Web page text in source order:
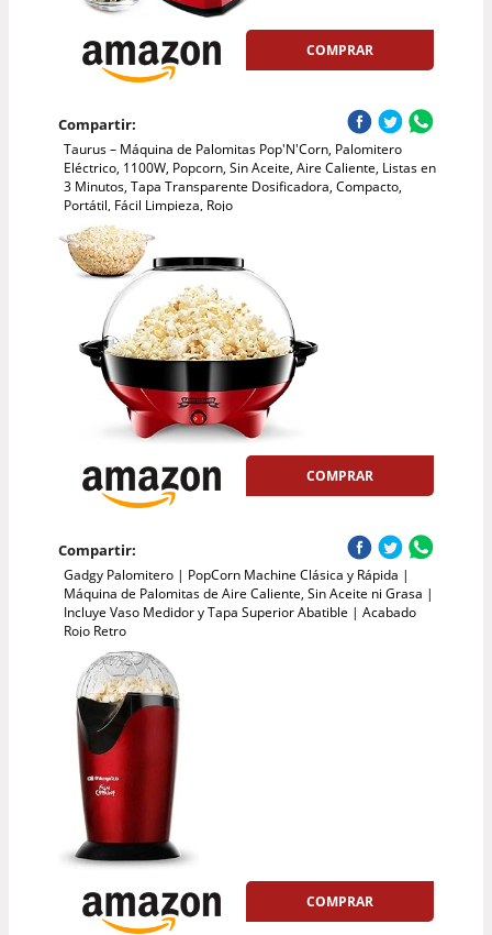
COMPRAR
Compartir:
Taurus – Máquina de Palomitas Pop'N'Corn, Palomitero
Eléctrico, 1100W, Popcorn, Sin Aceite, Aire Caliente, Listas en
3 Minutos, Tapa Transparente Dosificadora, Compacto,
Portátil, Fácil Limpieza, Rojo
COMPRAR
Compartir:
Gadgy Palomitero | PopCorn Machine Clásica y Rápida |
Máquina de Palomitas de Aire Caliente, Sin Aceite ni Grasa |
Incluye Vaso Medidor y Tapa Superior Abatible | Acabado
Rojo Retro
COMPRAR